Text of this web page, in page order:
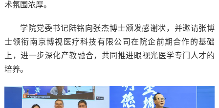
术氛围浓厚。
学院党委书记陆铭向张杰博士颁发感谢状， 并邀请张博
士领衔南京博视医疗科技有限公司在院企前期合作的基础
上，进一步深化产教融合，共同推进眼视光医学专门人才的
培养。